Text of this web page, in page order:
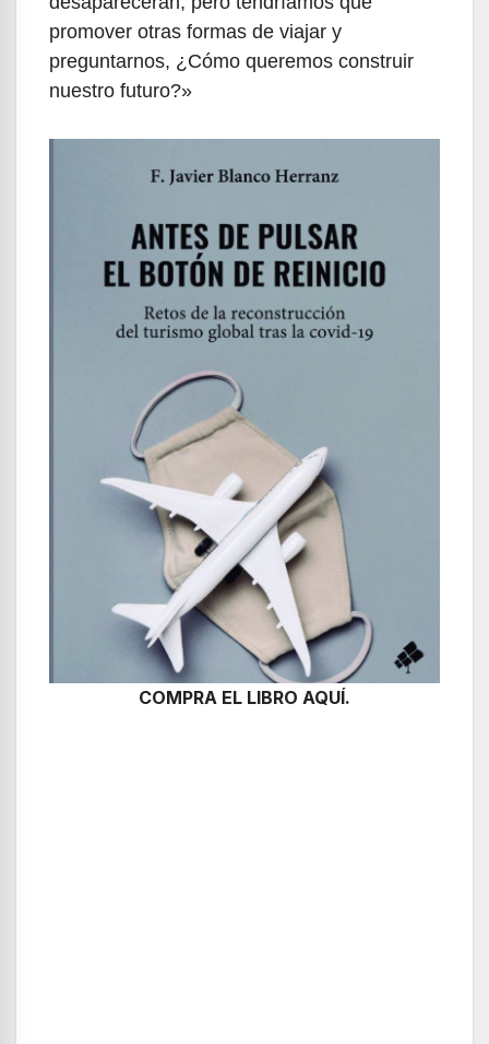
promover otras formas de viajar y
preguntarnos, ¿Cómo queremos construir
nuestro futuro?»
COMPRA EL LIBRO AQUÍ.